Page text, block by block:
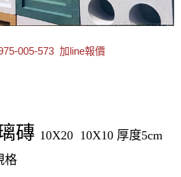
005-573 加line報價
磚 10X20 10X10 厚度5cm